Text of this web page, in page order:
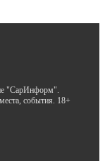
"СарИнформ".
события. 18+